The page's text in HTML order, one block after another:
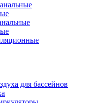
для бассейнов